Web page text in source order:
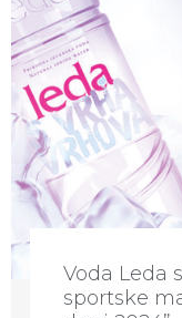
Voda Leda
sportske